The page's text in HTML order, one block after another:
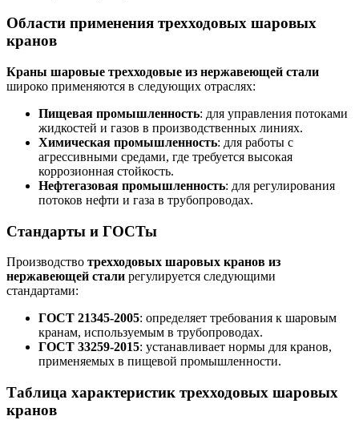
Области применения трехходовых шаровых
кранов
Краны шаровые трехходовые из нержавеющей стали
широко применяются в следующих отраслях:
Пищевая промышленность: для управления потоками
жидкостей и газов в производственных линиях.
Химическая промышленность: для работы с
агрессивными средами, где требуется высокая
коррозионная стойкость.
Нефтегазовая промышленность: для регулирования
потоков нефти и газа в трубопроводах.
Стандарты и ГОСТы
Производство трехходовых шаровых кранов из
нержавеющей стали регулируется следующими
стандартами:
ГОСТ 21345-2005: определяет требования к шаровым
кранам, используемым в трубопроводах.
ГОСТ 33259-2015: устанавливает нормы для кранов,
применяемых в пищевой промышленности.
Таблица характеристик трехходовых шаровых
кранов